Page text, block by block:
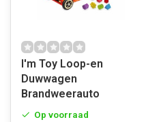
I'm Toy Loop-en
Duwwagen
Brandweerauto
Op voorraad